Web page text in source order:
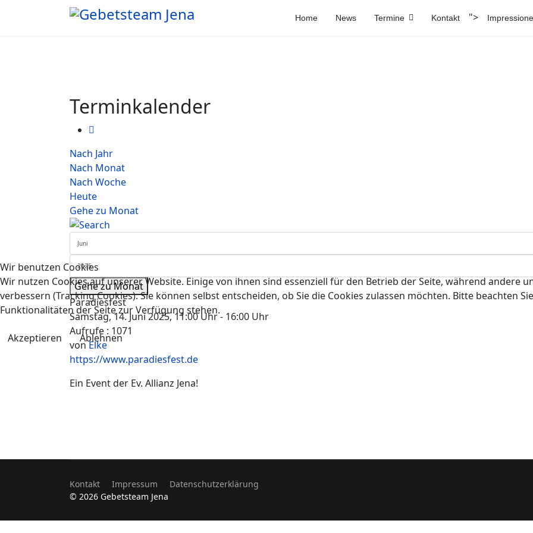
Home News Termine Kontakt ">
Terminkalender
Nach Jahr
Nach Monat
Nach Woche
Heute
Gehe zu Monat
Gehe zu Monat
Paradiesfest
Samstag, 14. Juni 2025, 11:00 Uhr - 16:00 Uhr
Aufrufe : 1071
vonElke
https://www.paradiesfest.de
Ein Event der Ev. Allianz Jena!
Kontakt Impressum
Datenschutzerklärung
© 2026 Gebetsteam Jena
Wir benutzen Cookies
Wir nutzen Cookies auf unserer Website. Einige von ihnen sind essenziell für den Betrieb der Seite, während andere
verbessern (Tracking Cookies). Sie können selbst entscheiden, ob Sie die Cookies zulassen möchten. Bitte beachten
Funktionalitäten der Seite zur Verfügung stehen.
Akzeptieren Ablehnen